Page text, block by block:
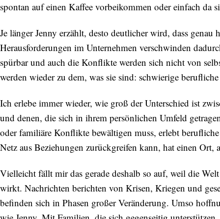
spontan auf einen Kaffee vorbeikommen oder einfach da
Je länger Jenny erzählt, desto deutlicher wird, dass
Herausforderungen im Unternehmen verschwinden
spürbar und auch die Konflikte werden sich nicht von
werden wieder zu dem, was sie sind: schwierige
Ich erlebe immer wieder, wie groß der Unterschied ist
und denen, die sich in ihrem persönlichen Umfeld
oder familiäre Konflikte bewältigen muss, erlebt
Netz aus Beziehungen zurückgreifen kann, hat einen
Vielleicht fällt mir das gerade deshalb so auf, weil die
wirkt. Nachrichten berichten von Krisen, Kriegen und
befinden sich in Phasen großer Veränderung. Umso